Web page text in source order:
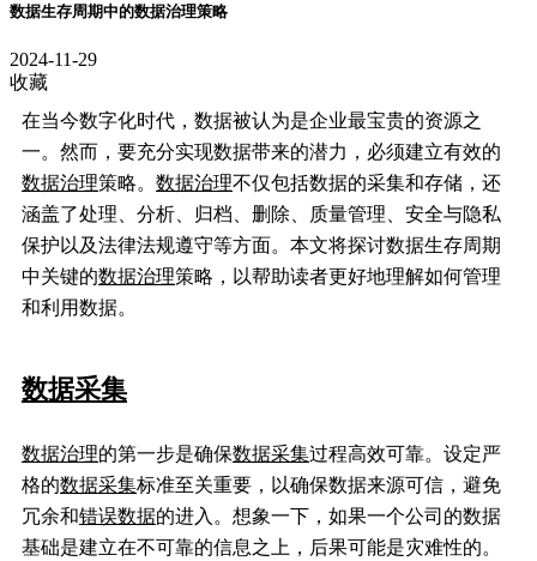
数据生存周期中的数据治理策略
2024-11-29
收藏
在当今数字化时代，数据被认为是企业最宝贵的资源之
一。然而，要充分实现数据带来的潜力，必须建立有效的
数据治理策略。 数据治理不仅包括数据的采集和存储，还
涵盖了处理、分析、归档、删除、质量管理、安全与隐私
保护以及法律法规遵守等方面。本文将探讨数据生存周期
中关键的数据治理策略，以帮助读者更好地理解如何管理
和利用数据。
数据采集
数据治理的第一步是确保数据采集过程高效可靠。设定严
格的数据采集标准至关重要，以确保数据来源可信，避免
冗余和错误数据的进入。想象一下，如果一个公司的数据
基础是建立在不可靠的信息之上，后果可能是灾难性的。